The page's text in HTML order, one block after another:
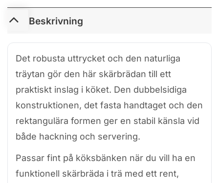
Beskrivning
Det robusta uttrycket och den naturliga
träytan gör den här skärbrädan till ett
praktiskt inslag i köket. Den dubbelsidiga
konstruktionen, det fasta handtaget och den
rektangulära formen ger en stabil känsla vid
både hackning och servering.
Passar fint på köksbänken när du vill ha en
funktionell skärbräda i trä med ett rent,